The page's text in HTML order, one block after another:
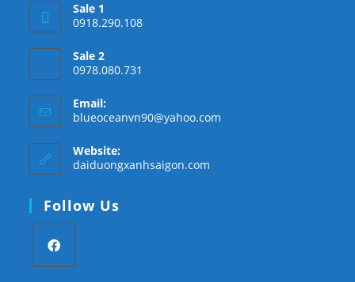
Sale 1
0918.290.108
Sale 2
0978.080.731
Email:
blueoceanvn90@yahoo.com
Website:
daiduongxanhsaigon.com
Follow Us